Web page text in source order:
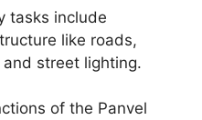
tasks include
like roads,
street lighting.
of the Panvel